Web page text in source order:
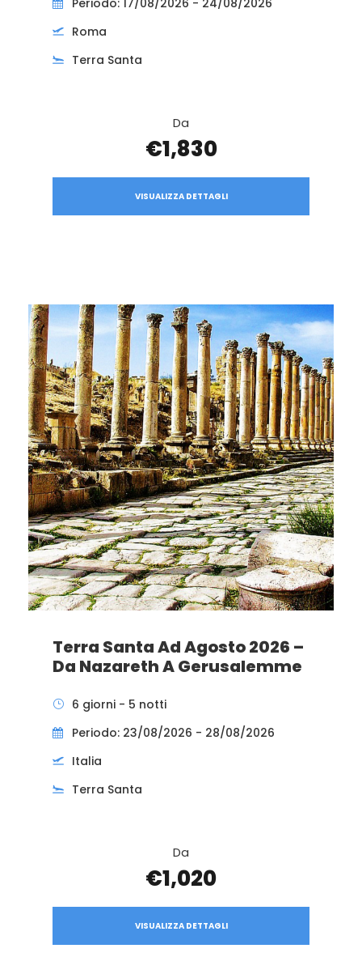
Roma
Terra Santa
Da
€1,830
VISUALIZZA DETTAGLI
Terra Santa Ad Agosto 2026 –
Da Nazareth A Gerusalemme
6 giorni - 5 notti
Periodo: 23/08/2026 - 28/08/2026
Italia
Terra Santa
Da
€1,020
VISUALIZZA DETTAGLI